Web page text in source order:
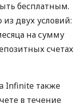
бесплатным.
двух условий:
на сумму
счетах
Infinite также
в течение